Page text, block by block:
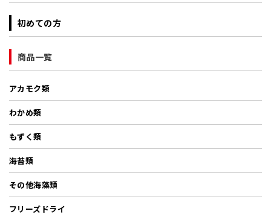
初めての方
商品一覧
アカモク類
わかめ類
もずく類
海苔類
その他海藻類
フリーズドライ